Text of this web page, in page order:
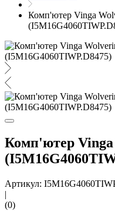
Комп'ютер Vinga
Комп'ютер Vinga
Артикул:
|
(0)